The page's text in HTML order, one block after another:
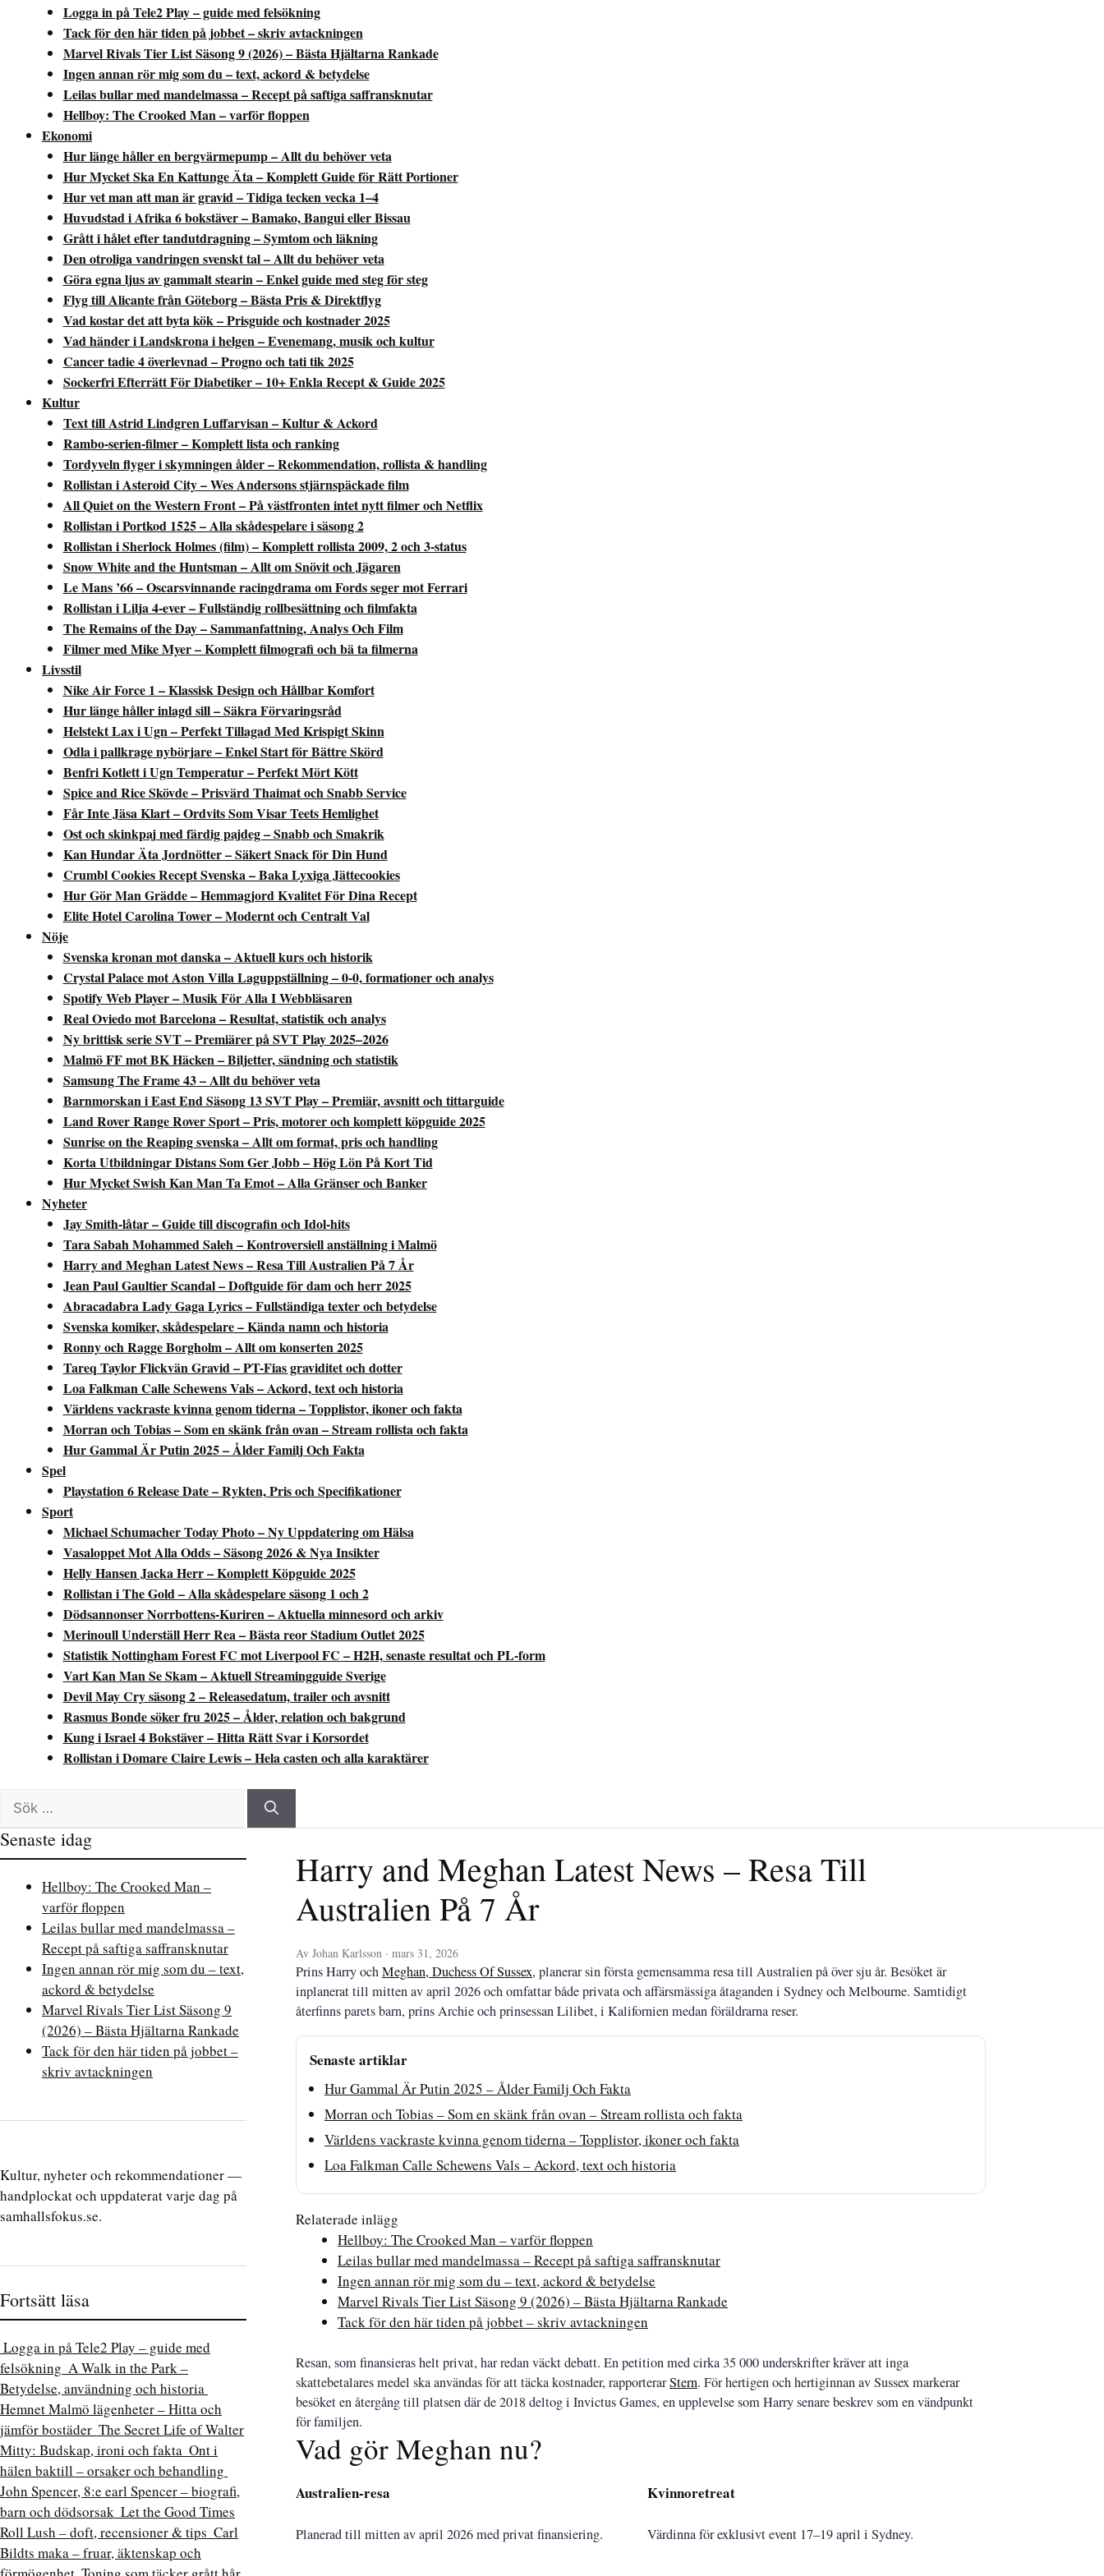
Logga in på Tele2 Play – guide med felsökning
Tack för den här tiden på jobbet – skriv avtackningen
Marvel Rivals Tier List Säsong 9 (2026) – Bästa Hjältarna Rankade
Ingen annan rör mig som du – text, ackord & betydelse
Leilas bullar med mandelmassa – Recept på saftiga saffransknutar
Hellboy: The Crooked Man – varför floppen
Ekonomi
Hur länge håller en bergvärmepump – Allt du behöver veta
Hur Mycket Ska En Kattunge Äta – Komplett Guide för Rätt Portioner
Hur vet man att man är gravid – Tidiga tecken vecka 1–4
Huvudstad i Afrika 6 bokstäver – Bamako, Bangui eller Bissau
Grått i hålet efter tandutdragning – Symtom och läkning
Den otroliga vandringen svenskt tal – Allt du behöver veta
Göra egna ljus av gammalt stearin – Enkel guide med steg för steg
Flyg till Alicante från Göteborg – Bästa Pris & Direktflyg
Vad kostar det att byta kök – Prisguide och kostnader 2025
Vad händer i Landskrona i helgen – Evenemang, musik och kultur
Cancer tadie 4 överlevnad – Progno och tati tik 2025
Sockerfri Efterrätt För Diabetiker – 10+ Enkla Recept & Guide 2025
Kultur
Text till Astrid Lindgren Luffarvisan – Kultur & Ackord
Rambo-serien-filmer – Komplett lista och ranking
Tordyveln flyger i skymningen ålder – Rekommendation, rollista & handling
Rollistan i Asteroid City – Wes Andersons stjärnspäckade film
All Quiet on the Western Front – På västfronten intet nytt filmer och Netflix
Rollistan i Portkod 1525 – Alla skådespelare i säsong 2
Rollistan i Sherlock Holmes (film) – Komplett rollista 2009, 2 och 3-status
Snow White and the Huntsman – Allt om Snövit och Jägaren
Le Mans ’66 – Oscarsvinnande racingdrama om Fords seger mot Ferrari
Rollistan i Lilja 4-ever – Fullständig rollbesättning och filmfakta
The Remains of the Day – Sammanfattning, Analys Och Film
Filmer med Mike Myer – Komplett filmografi och bä ta filmerna
Livsstil
Nike Air Force 1 – Klassisk Design och Hållbar Komfort
Hur länge håller inlagd sill – Säkra Förvaringsråd
Helstekt Lax i Ugn – Perfekt Tillagad Med Krispigt Skinn
Odla i pallkrage nybörjare – Enkel Start för Bättre Skörd
Benfri Kotlett i Ugn Temperatur – Perfekt Mört Kött
Spice and Rice Skövde – Prisvärd Thaimat och Snabb Service
Får Inte Jäsa Klart – Ordvits Som Visar Teets Hemlighet
Ost och skinkpaj med färdig pajdeg – Snabb och Smakrik
Kan Hundar Äta Jordnötter – Säkert Snack för Din Hund
Crumbl Cookies Recept Svenska – Baka Lyxiga Jättecookies
Hur Gör Man Grädde – Hemmagjord Kvalitet För Dina Recept
Elite Hotel Carolina Tower – Modernt och Centralt Val
Nöje
Svenska kronan mot danska – Aktuell kurs och historik
Crystal Palace mot Aston Villa Laguppställning – 0-0, formationer och analys
Spotify Web Player – Musik För Alla I Webbläsaren
Real Oviedo mot Barcelona – Resultat, statistik och analys
Ny brittisk serie SVT – Premiärer på SVT Play 2025–2026
Malmö FF mot BK Häcken – Biljetter, sändning och statistik
Samsung The Frame 43 – Allt du behöver veta
Barnmorskan i East End Säsong 13 SVT Play – Premiär, avsnitt och tittarguide
Land Rover Range Rover Sport – Pris, motorer och komplett köpguide 2025
Sunrise on the Reaping svenska – Allt om format, pris och handling
Korta Utbildningar Distans Som Ger Jobb – Hög Lön På Kort Tid
Hur Mycket Swish Kan Man Ta Emot – Alla Gränser och Banker
Nyheter
Jay Smith-låtar – Guide till discografin och Idol-hits
Tara Sabah Mohammed Saleh – Kontroversiell anställning i Malmö
Harry and Meghan Latest News – Resa Till Australien På 7 År
Jean Paul Gaultier Scandal – Doftguide för dam och herr 2025
Abracadabra Lady Gaga Lyrics – Fullständiga texter och betydelse
Svenska komiker, skådespelare – Kända namn och historia
Ronny och Ragge Borgholm – Allt om konserten 2025
Tareq Taylor Flickvän Gravid – PT-Fias graviditet och dotter
Loa Falkman Calle Schewens Vals – Ackord, text och historia
Världens vackraste kvinna genom tiderna – Topplistor, ikoner och fakta
Morran och Tobias – Som en skänk från ovan – Stream rollista och fakta
Hur Gammal Är Putin 2025 – Ålder Familj Och Fakta
Spel
Playstation 6 Release Date – Rykten, Pris och Specifikationer
Sport
Michael Schumacher Today Photo – Ny Uppdatering om Hälsa
Vasaloppet Mot Alla Odds – Säsong 2026 & Nya Insikter
Helly Hansen Jacka Herr – Komplett Köpguide 2025
Rollistan i The Gold – Alla skådespelare säsong 1 och 2
Dödsannonser Norrbottens-Kuriren – Aktuella minnesord och arkiv
Merinoull Underställ Herr Rea – Bästa reor Stadium Outlet 2025
Statistik Nottingham Forest FC mot Liverpool FC – H2H, senaste resultat och PL-form
Vart Kan Man Se Skam – Aktuell Streamingguide Sverige
Devil May Cry säsong 2 – Releasedatum, trailer och avsnitt
Rasmus Bonde söker fru 2025 – Ålder, relation och bakgrund
Kung i Israel 4 Bokstäver – Hitta Rätt Svar i Korsordet
Rollistan i Domare Claire Lewis – Hela casten och alla karaktärer
Sök
efter:
Harry and Meghan Latest News – Resa Till
Australien På 7 År
Av Johan Karlsson · mars 31, 2026
Prins Harry ochMeghan, Duchess Of Sussex, planerar sin första gemensamma resa till Australien på över sju år. Besöket är
inplanerat till mitten av april 2026 och omfattar både privata och affärsmässiga åtaganden i Sydney och Melbourne. Samtidigt
återfinns parets barn, prins Archie och prinsessan Lilibet, i Kalifornien medan föräldrarna reser.
Senaste artiklar
Hur Gammal Är Putin 2025 – Ålder Familj Och Fakta
Morran och Tobias – Som en skänk från ovan – Stream rollista och fakta
Världens vackraste kvinna genom tiderna – Topplistor, ikoner och fakta
Loa Falkman Calle Schewens Vals – Ackord, text och historia
Relaterade inlägg
Hellboy: The Crooked Man – varför floppen
Leilas bullar med mandelmassa – Recept på saftiga saffransknutar
Ingen annan rör mig som du – text, ackord & betydelse
Marvel Rivals Tier List Säsong 9 (2026) – Bästa Hjältarna Rankade
Tack för den här tiden på jobbet – skriv avtackningen
Resan, som finansieras helt privat, har redan väckt debatt. En petition med cirka 35 000 underskrifter kräver att inga
skattebetalares medel ska användas för att täcka kostnader, rapporterarStern. För hertigen och hertiginnan av Sussex markerar
besöket en återgång till platsen där de 2018 deltog i Invictus Games, en upplevelse som Harry senare beskrev som en vändpunkt
för familjen.
Vad gör Meghan nu?
Australien-resa
Planerad till mitten av april 2026 med privat finansiering.
Kvinnoretreat
Värdinna för exklusivt event 17–19 april i Sydney.
Senaste idag
Hellboy: The Crooked Man –
varför floppen
Leilas bullar med mandelmassa –
Recept på saftiga saffransknutar
Ingen annan rör mig som du – text,
ackord & betydelse
Marvel Rivals Tier List Säsong 9
(2026) – Bästa Hjältarna Rankade
Tack för den här tiden på jobbet –
skriv avtackningen
Kultur, nyheter och rekommendationer —
handplockat och uppdaterat varje dag på
samhallsfokus.se.
Fortsätt läsa
Logga in på Tele2 Play – guide med
felsökning A Walk in the Park –
Betydelse, användning och historia
Hemnet Malmö lägenheter – Hitta och
jämför bostäder The Secret Life of Walter
Mitty: Budskap, ironi och fakta Ont i
hälen baktill – orsaker och behandling
John Spencer, 8:e earl Spencer – biografi,
barn och dödsorsak Let the Good Times
Roll Lush – doft, recensioner & tips Carl
Bildts maka – fruar, äktenskap och